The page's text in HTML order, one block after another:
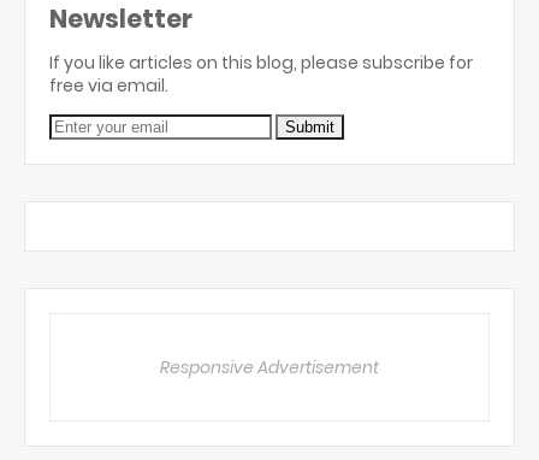
Newsletter
If you like articles on this blog, please subscribe for
free via email.
Responsive Advertisement